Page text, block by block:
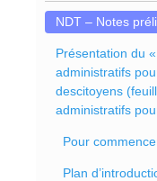
NDT – Notes
Présentation du
administratifs
descitoyens
administratifs
Pour
Plan